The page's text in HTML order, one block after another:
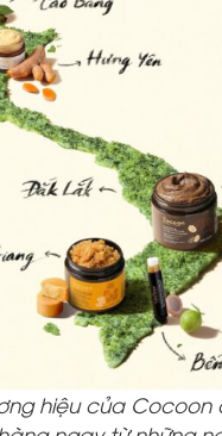
hiệu của